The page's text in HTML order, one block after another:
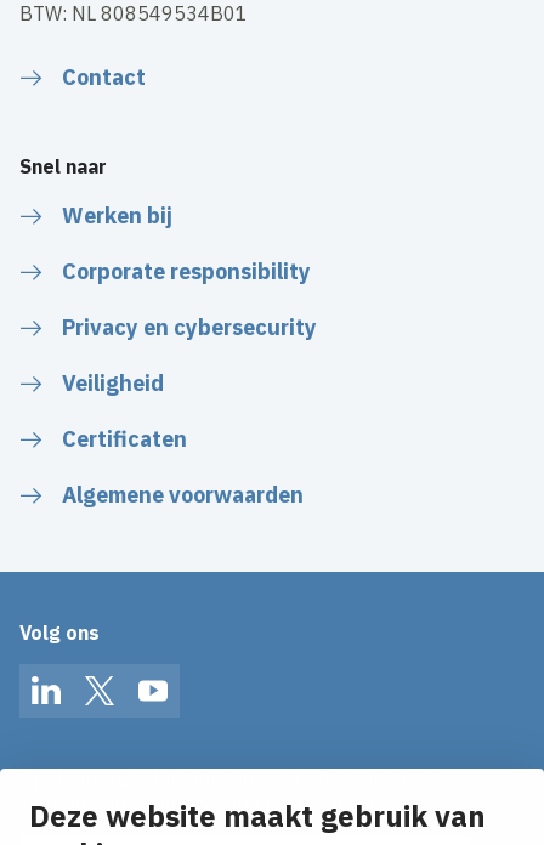
Deze website maakt gebruik van
BTW: NL 808549534B01
Contact
Snel naar
Werken bij
Corporate responsibility
Privacy en cybersecurity
Veiligheid
Certificaten
Algemene voorwaarden
Volg ons
LinkedInTwitterYouTube
Ontvang onze nieuws alerts in je mailbox!